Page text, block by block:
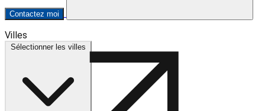
Contactez moi
+
Villes
Sélectionner les villes